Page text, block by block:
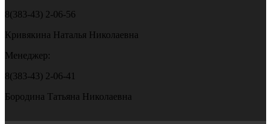
8(383-43) 2-06-56
Кривякина Наталья Николаевна
Менеджер:
8(383-43) 2-06-41
Бородина Татьяна Николаевна